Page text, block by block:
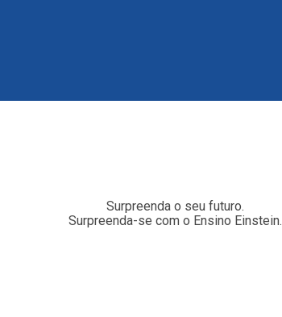
Surpreenda o seu futuro.
Surpreenda-se com o Ensino Einstein.